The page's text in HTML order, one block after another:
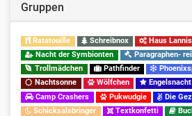
Gruppen
Ratatouille Schreibnox Haus
Nacht der Symbionten
Paragraphen-
Trollmädchen
Pathfinder
Nachtsonne
Wölfchen Engelsnacht
Camp Crashers
Pukwudgie Die
Schicksalsbringer
Textkonfetti